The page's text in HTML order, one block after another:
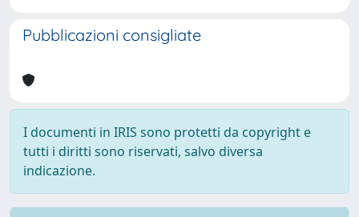
Pubblicazioni consigliate
I documenti in IRIS sono protetti da copyright e
tutti i diritti sono riservati, salvo diversa
indicazione.